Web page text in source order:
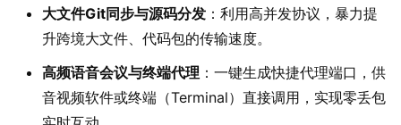
大文件Git同步与源码分发 ：利用高并发协议，暴力提
升跨境大文件、代码包的传输速度。
高频语音会议与终端代理 ：一键生成快捷代理端口，供
音视频软件或终端（Terminal）直接调用，实现零丢包